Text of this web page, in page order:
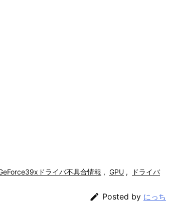
ドライバ不具合情報 , GPU , ドライバ
 Posted by にっち